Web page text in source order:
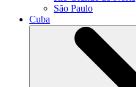
São Paulo
Cuba